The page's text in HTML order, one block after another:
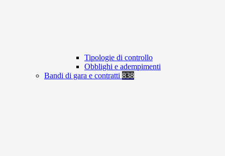
Tipologie di controllo
Obblighi e adempimenti
Bandi di gara e contratti 838